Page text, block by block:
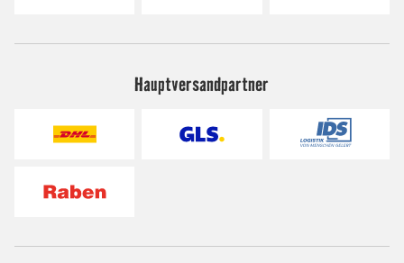
Hauptversandpartner